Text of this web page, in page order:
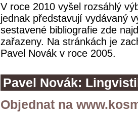
V roce 2010 vyšel rozsáhlý
jednak představují vydávaný
sestavené bibliografie zde
zařazeny. Na stránkách je
Pavel Novák v roce 2005.
Pavel Novák:
Objednat na